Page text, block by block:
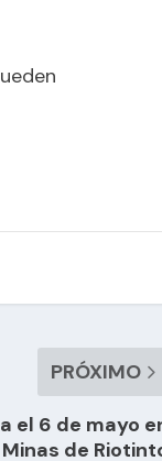
PRÓXIMO
el 6 de mayo
Minas de